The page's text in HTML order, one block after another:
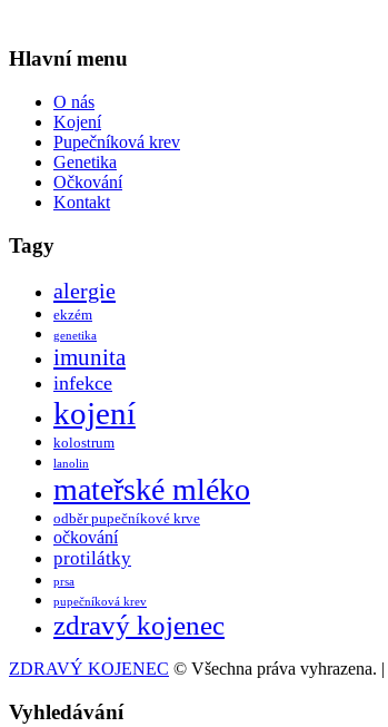
Hlavní menu
O nás
Kojení
Pupečníková krev
Genetika
Očkování
Kontakt
Tagy
alergie
ekzém
genetika
imunita
infekce
kojení
kolostrum
lanolin
mateřské mléko
odběr pupečníkové krve
očkování
protilátky
prsa
pupečníková krev
zdravý kojenec
ZDRAVÝ KOJENEC © Všechna práva vyhrazena. |
Vyhledávání